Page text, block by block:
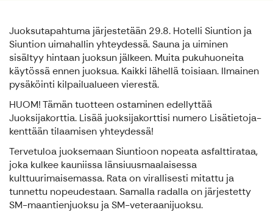
Juoksutapahtuma järjestetään 29.8. Hotelli Siuntion ja
Siuntion uimahallin yhteydessä. Sauna ja uiminen
sisältyy hintaan juoksun jälkeen. Muita pukuhuoneita
käytössä ennen juoksua. Kaikki lähellä toisiaan. Ilmainen
pysäköinti kilpailualueen vierestä.
HUOM! Tämän tuotteen ostaminen edellyttää
Juoksijakorttia. Lisää juoksijakorttisi numero Lisätietoja-
kenttään tilaamisen yhteydessä!
Tervetuloa juoksemaan Siuntioon nopeata asfalttirataa,
joka kulkee kauniissa länsiuusmaalaisessa
kulttuurimaisemassa. Rata on virallisesti mitattu ja
tunnettu nopeudestaan. Samalla radalla on järjestetty
SM-maantienjuoksu ja SM-veteraanijuoksu.